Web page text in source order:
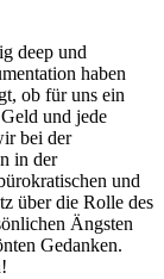
deep und
haben
ob für uns ein
und jede
bei der
in der
und
über die Rolle des
Ängsten
Gedanken.